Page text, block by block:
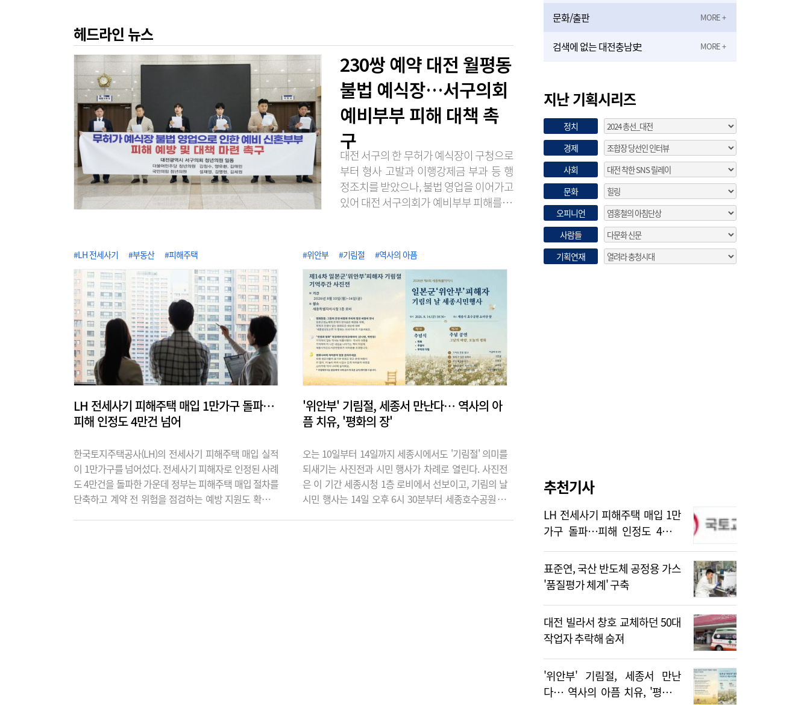
헤드라인 뉴스
230쌍 예약 대전 월평동
불법 예식장…서구의회
예비부부 피해 대책 촉
구
대전 서구의 한 무허가 예식장이 구청으로
부터 형사 고발과 이행강제금 부과 등 행
정조치를 받았으나, 불법 영업을 이어가고
있어 대전 서구의회가 예비부부 피해를 막
앞에서 적법한 영업 신고를 하지 않은 채
한 소비자 피해 방지와 유사 사례를 막기
위한 대책이 필요하다고 강조했다. 앞서
해당 업체는 공연장 용도로 건축 허가를
받았으나 예식 영업을 했고, 일반음식점
영업 신고 없이 음식을 조리하고 제공 했
다. 서구청은..
#LH 전세사기 #부동산 #피해주택
LH 전세사기 피해주택 매입 1만가구 돌파…
피해 인정도 4만건 넘어
한국토지주택공사(LH)의 전세사기 피해주택 매입 실적
이 1만가구를 넘어섰다. 전세사기 피해자로 인정된 사례
도 4만건을 돌파한 가운데 정부는 피해주택 매입 절차를
단축하고 계약 전 위험을 점검하는 예방 지원도 확대하
#위안부 #기림절 #역사의 아픔
'위안부' 기림절, 세종서 만난다… 역사의 아
픔 치유, '평화의 장'
오는 10일부터 14일까지 세종시에서도 '기림절' 의미를
되새기는 사진전과 시민 행사가 차례로 열린다. 사진전
은 이 기간 세종시청 1층 로비에서 선보이고, 기림의 날
시민 행사는 14일 오후 6시 30분부터 세종호수공원 앞
문화/출판
검색에 없는 대전충남史
지난 기획시리즈
정치
경제
사회
문화
오피니언
사람들
기획연재
추천기사
LH 전세사기 피해주택 매입 1만
가구 돌파…피해 인정도 4만건
넘어
표준연, 국산 반도체 공정용 가스
'품질평가 체계' 구축
대전 빌라서 창호 교체하던 50대
작업자 추락해 숨져
'위안부' 기림절, 세종서 만난
다… 역사의 아픔 치유, '평화의